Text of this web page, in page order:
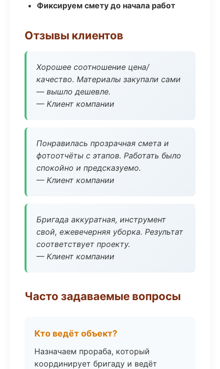
Фиксируем смету до начала работ
Отзывы клиентов
Хорошее соотношение цена/
качество. Материалы закупали сами
— вышло дешевле.
— Клиент компании
Понравилась прозрачная смета и
фотоотчёты с этапов. Работать было
спокойно и предсказуемо.
— Клиент компании
Бригада аккуратная, инструмент
свой, ежевечерняя уборка. Результат
соответствует проекту.
— Клиент компании
Часто задаваемые вопросы
Кто ведёт объект?
Назначаем прораба, который
координирует бригаду и ведёт